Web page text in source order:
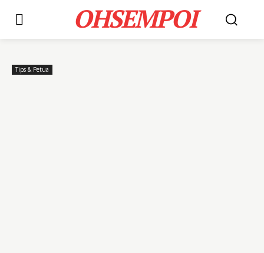
OHSEMPOI
Tips & Petua